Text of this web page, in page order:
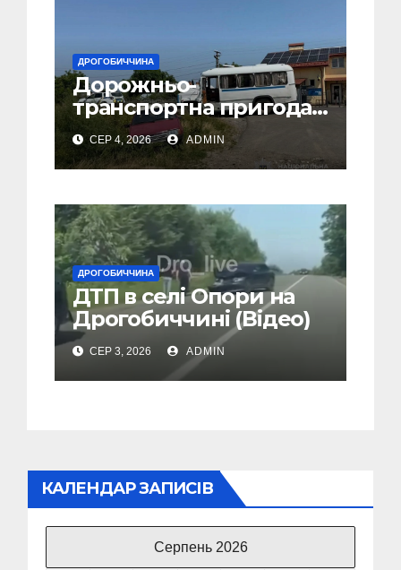
ДРОГОБИЧЧИНА
Дорожньо-
транспортна пригода
у селі Попелі на
Дрогобиччині
СЕР 4, 2026 ADMIN
ДРОГОБИЧЧИНА
ДТП в селі Опори на
Дрогобиччині (Відео)
СЕР 3, 2026 ADMIN
КАЛЕНДАР ЗАПИСІВ
Серпень 2026